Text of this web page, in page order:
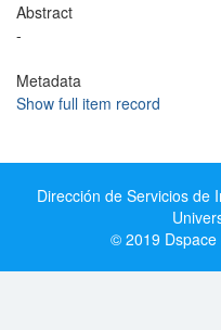
Abstract
-
Metadata
Show full item record
Dirección de Servicios de
© 2019 Dspace